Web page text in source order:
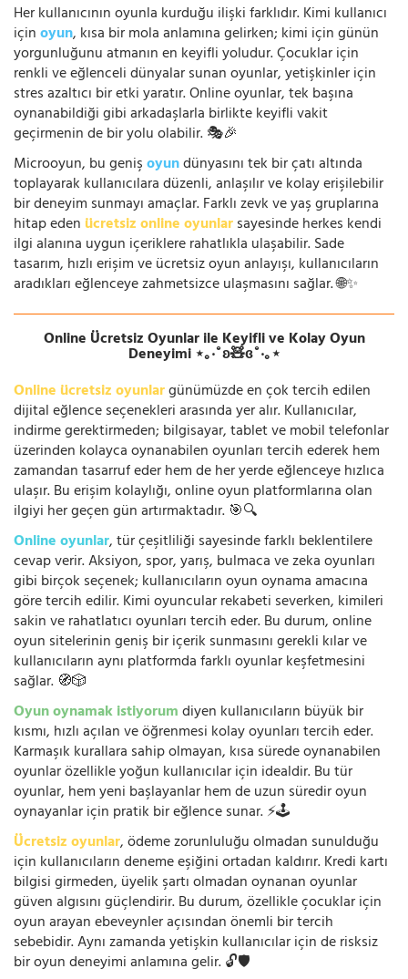
Her kullanıcının oyunla kurduğu ilişki farklıdır. Kimi kullanıcı
içinoyun, kısa bir mola anlamına gelirken; kimi için günün
yorgunluğunu atmanın en keyifli yoludur. Çocuklar için
renkli ve eğlenceli dünyalar sunan oyunlar, yetişkinler için
stres azaltıcı bir etki yaratır. Online oyunlar, tek başına
oynanabildiği gibi arkadaşlarla birlikte keyifli vakit
geçirmenin de bir yolu olabilir. 🎭🎉
Microoyun, bu genişoyundünyasını tek bir çatı altında
toplayarak kullanıcılara düzenli, anlaşılır ve kolay erişilebilir
bir deneyim sunmayı amaçlar. Farklı zevk ve yaş gruplarına
hitap eden ücretsiz online oyunlarsayesinde herkes kendi
ilgi alanına uygun içeriklere rahatlıkla ulaşabilir. Sade
tasarım, hızlı erişim ve ücretsiz oyun anlayışı, kullanıcıların
aradıkları eğlenceye zahmetsizce ulaşmasını sağlar. 🌐✨
Online Ücretsiz Oyunlar ile Keyifli ve Kolay Oyun
Deneyimi ⋆｡‧˚ʚ🧸ɞ˚‧｡⋆
Online ücretsiz oyunlargünümüzde en çok tercih edilen
dijital eğlence seçenekleri arasında yer alır. Kullanıcılar,
indirme gerektirmeden; bilgisayar, tablet ve mobil telefonlar
üzerinden kolayca oynanabilen oyunları tercih ederek hem
zamandan tasarruf eder hem de her yerde eğlenceye hızlıca
ulaşır. Bu erişim kolaylığı, online oyun platformlarına olan
ilgiyi her geçen gün artırmaktadır. 🎯🔍
Online oyunlar, tür çeşitliliği sayesinde farklı beklentilere
cevap verir. Aksiyon, spor, yarış, bulmaca ve zeka oyunları
gibi birçok seçenek; kullanıcıların oyun oynama amacına
göre tercih edilir. Kimi oyuncular rekabeti severken, kimileri
sakin ve rahatlatıcı oyunları tercih eder. Bu durum, online
oyun sitelerinin geniş bir içerik sunmasını gerekli kılar ve
kullanıcıların aynı platformda farklı oyunlar keşfetmesini
sağlar. 🧭🎲
Oyun oynamak istiyorumdiyen kullanıcıların büyük bir
kısmı, hızlı açılan ve öğrenmesi kolay oyunları tercih eder.
Karmaşık kurallara sahip olmayan, kısa sürede oynanabilen
oyunlar özellikle yoğun kullanıcılar için idealdir. Bu tür
oyunlar, hem yeni başlayanlar hem de uzun süredir oyun
oynayanlar için pratik bir eğlence sunar. ⚡🕹️
Ücretsiz oyunlar, ödeme zorunluluğu olmadan sunulduğu
için kullanıcıların deneme eşiğini ortadan kaldırır. Kredi kartı
bilgisi girmeden, üyelik şartı olmadan oynanan oyunlar
güven algısını güçlendirir. Bu durum, özellikle çocuklar için
oyun arayan ebeveynler açısından önemli bir tercih
sebebidir. Aynı zamanda yetişkin kullanıcılar için de risksiz
bir oyun deneyimi anlamına gelir. 🔓🛡️